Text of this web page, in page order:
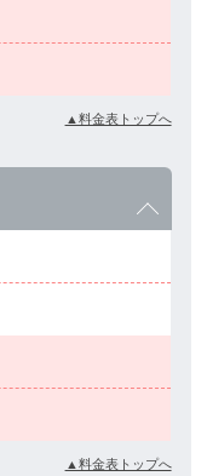
▲料金表トップへ
▲料金表トップへ